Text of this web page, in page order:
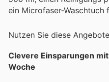
ein Microfaser-Waschtuch
Nutzen Sie diese
Clevere Einsparungen
Woche